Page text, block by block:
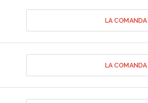
LA COMANDA
LA COMANDA